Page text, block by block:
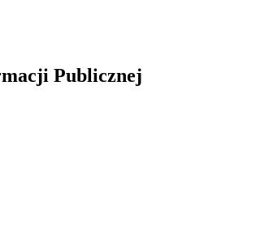
Publicznej